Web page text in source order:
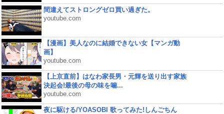
間違えてストロングゼロ買い過ぎた。
youtube.com
【漫画】美人なのに結婚できない女【マンガ動
画】
youtube.com
【上京直前】はなわ家長男・元輝を送り出す家族
決起会!最後の母の味を噛...
youtube.com
夜に駆ける/YOASOBI 歌ってみた!しんごちん